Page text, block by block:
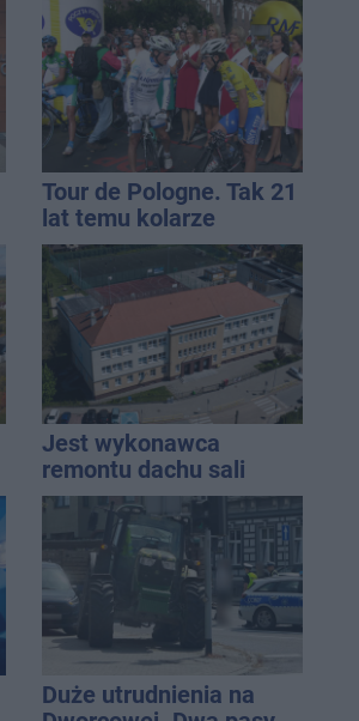
Tour de Pologne. Tak 21
lat temu kolarze
startowali z
Inowrocławia
Jest wykonawca
remontu dachu sali
gimastycznej
Duże utrudnienia na